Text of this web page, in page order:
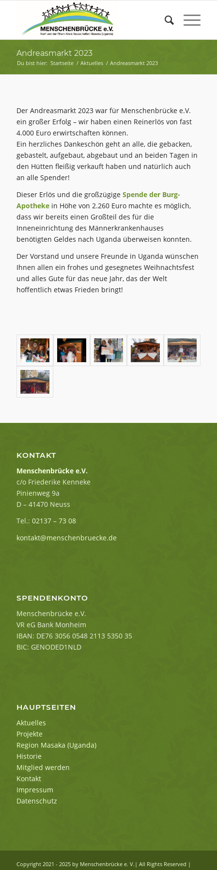
Andreasmarkt 2023
Du bist hier: Startseite / Aktuelles / Andreasmarkt 2023
Der Andreasmarkt 2023 war für Menschenbrücke e.V.
ein großer Erfolg – wir haben einen Reinerlös von fast
4.000 Euro erwirtschaften können.
Ein herzliches Dankeschön geht an alle, die gebacken,
gebastelt, aufgebaut, abgebaut und an beiden Tagen in
den Hütten fleißig verkauft haben und natürlich auch
an alle Spender!
Dieser Erlös und die großzügige Spende der Burg-
Apothekein Höhe von 2.260 Euro machte es möglich,
dass wir bereits einen Großteil des für die
Inneneinrichtung des Männerkrankenhauses
benötigten Geldes nach Uganda überweisen konnten.
Der Vorstand und unsere Freunde in Uganda wünschen
Ihnen allen ein frohes und gesegnetes Weihnachtsfest
und alles Gute für das neue Jahr, das der Welt
hoffentlich etwas Frieden bringt!
KONTAKT
Menschenbrücke e.V.
c/o Friederike Kenneke
Pinienweg 9a
D – 41470 Neuss
Tel.: 02137 – 73 08
kontakt@menschenbruecke.de
SPENDENKONTO
Menschenbrücke e.V.
VR eG Bank Monheim
IBAN: DE76 3056 0548 2113 5350 35
BIC: GENODED1NLD
HAUPTSEITEN
Aktuelles
Projekte
Region Masaka (Uganda)
Historie
Mitglied werden
Kontakt
Impressum
Datenschutz
Copyright 2021 - 2025 by Menschenbrücke e. V.| All Rights Reserved |